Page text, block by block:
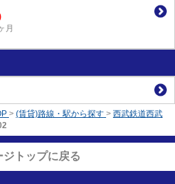
月
> (賃貸)路線・駅から探す > 西武鉄道西武
ジトップに戻る